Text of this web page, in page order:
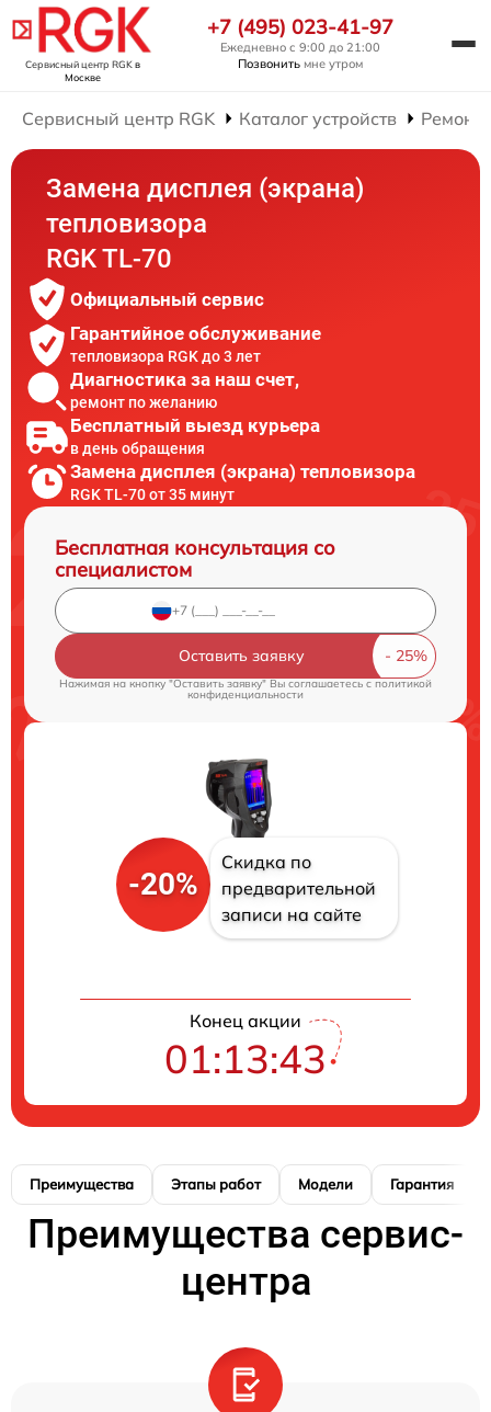
Сервисный центр RGKв
Москве
+7 (495) 023-41-97
Ежедневно с 9:00 до 21:00
Позвонить мне утром
Сервисный центр RGK Каталог устройств Ремонт
Замена дисплея (экрана)
тепловизора
RGK TL-70
Официальный сервис
Гарантийное обслуживание
тепловизора RGK до 3 лет
Диагностика за наш счет,
ремонт по желанию
Бесплатный выезд курьера
в день обращения
Замена дисплея (экрана) тепловизора
RGK TL-70 от 35 минут
Бесплатная консультация со
специалистом
Оставить заявку
Нажимая на кнопку "Оставить заявку" Вы соглашаетесь cполитикой
конфиденциальности
-20%
Скидка по
предварительной
записи на сайте
Конец акции
01:13:42
Преимущества Этапы работ Модели Гарантия
Преимущества сервис-
центра